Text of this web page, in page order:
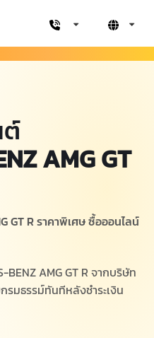
AMG GT
GT R ราคาพิเศษ ซื้อออนไลน์
BENZ AMG GT R จากบริษัท
มธรรม์ทันทีหลังชำระเงิน